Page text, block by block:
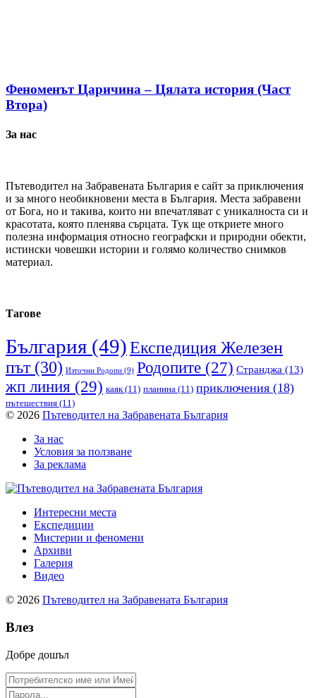
Феноменът Царичина – Цялата история (Част
Втора)
За нас
Пътеводител на Забравената България е сайт за приключения
и за много необикновени места в България. Места забравени
от Бога, но и такива, които ни впечатляват с уникалноста си и
красотата, която пленява сърцата. Тук ще откриете много
полезна информация относно географски и природни обекти,
истински човешки истории и голямо количество снимков
материал.
Тагове
България (49)Експедиция Железен
път(30) Източни Родопи (9) Родопите (27) Странджа (13)
жп линия (29) каяк(11) планина (11) приключения (18)
пътешествия (11)
© 2026 Пътеводител на Забравената България
За нас
Условия за ползване
За реклама
Интересни места
Експедиции
Мистерии и феномени
Архиви
Галерия
Видео
© 2026 Пътеводител на Забравената България
Влез
Добре дошъл